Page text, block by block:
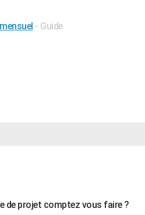
- Guide
de projet comptez vous faire ?